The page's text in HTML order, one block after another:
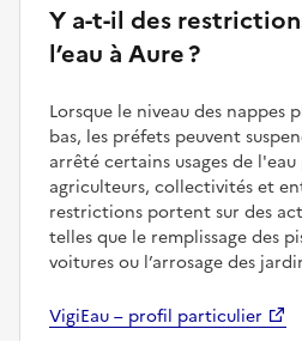
Y a-t-il des
l’eau à Aure ?
Lorsque le niveau des nappes
bas, les préfets peuvent
arrêté certains usages de
agriculteurs, collectivités et
restrictions portent sur des
telles que le remplissage des
voitures ou l’arrosage des
VigiEau – profil particulier